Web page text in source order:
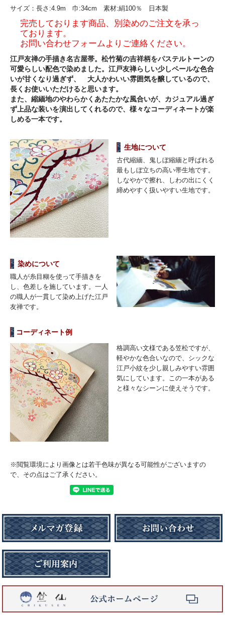
サイズ：長さ:4.9m 巾:34cm 素材:絹100％ 日本製
完売しております商品、別染めのご注文を承っ
ております。
お問い合わせフォームよりご連絡ください。
江戸友禅の手描き名古屋帯。松竹菊の吉祥柄をパステルトーンの
可愛らしい配色で染めました。江戸友禅らしい少しペールな色合
いが甘くなり過ぎず、 大人かわいい雰囲気を醸しているので、
長くお使いいただけると思います。
また、縮緬地のやわらかくあたたかな風合いが、カジュアル過ぎ
ず上品な装いを演出してくれるので、様々なコーディネートが楽
しめる一本です。
生地について
古代縮緬、鬼しぼ縮緬と呼ばれる
最もしぼ立ちの高い帯生地です。
しなやかで擦れ、しわの出にくく
締めやすく扱いやすい生地です。
染めについて
職人が糸目糊を使って手描きを
し、色差しを施しています。一人
の職人が一貫して染め上げた江戸
友禅です。
コーディネート例
格調高い文様である笠松ですが、
軽やかな色合いなので、シックな
江戸小紋を少し親しみやすい雰囲
気にしています。この一本がある
と様々なシーンに使えそうです。
※閲覧環境により画像とは若干色味が異なる可能性がございますの
で、その点はご了承ください。